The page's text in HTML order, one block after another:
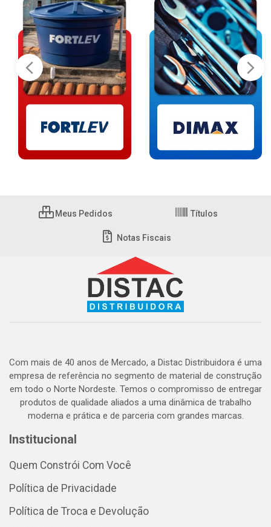
Meus Pedidos Títulos
Notas Fiscais
Com mais de 40 anos de Mercado, a Distac Distribuidora é uma
empresa de referência no segmento de material de construção
em todo o Norte Nordeste. Temos o compromisso de entregar
produtos de qualidade aliados a uma dinâmica de trabalho
moderna e prática e de parceria com grandes marcas.
Institucional
Quem Constrói Com Você
Política de Privacidade
Política de Troca e Devolução